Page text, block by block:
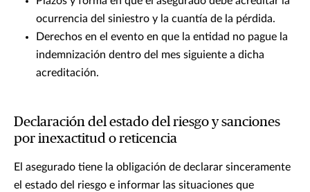
ocurrencia del siniestro y la cuantía de la pérdida.
Derechos en el evento en que la entidad no pague la
indemnización dentro del mes siguiente a dicha
acreditación.
Declaración del estado del riesgo y sanciones
por inexactitud o reticencia
El asegurado tiene la obligación de declarar sinceramente
el estado del riesgo e informar las situaciones que